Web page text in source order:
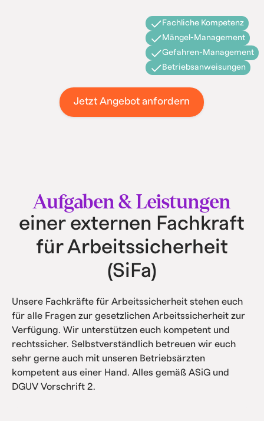
Fachliche Kompetenz
Mängel-Management
Gefahren-Management
Betriebsanweisungen
Jetzt Angebot anfordern
Aufgaben & Leistungen
einer externen Fachkraft
für Arbeitssicherheit
(SiFa)
Unsere Fachkräfte für Arbeitssicherheit stehen euch
für alle Fragen zur gesetzlichen Arbeitssicherheit zur
Verfügung. Wir unterstützen euch kompetent und
rechtssicher. Selbstverständlich betreuen wir euch
sehr gerne auch mit unseren Betriebsärzten
kompetent aus einer Hand. Alles gemäß ASiG und
DGUV Vorschrift 2.